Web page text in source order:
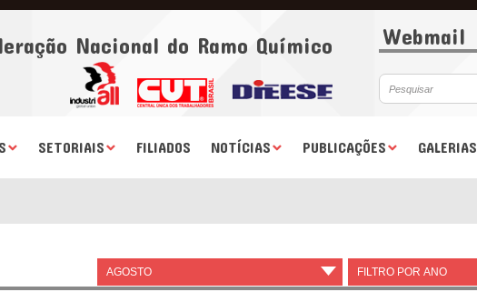
Nacional do Ramo Químico Webmail
SETORIAIS FILIADOS NOTÍCIAS PUBLICAÇÕES GALERIAS
AGOSTO ▾ FILTRO POR ANO